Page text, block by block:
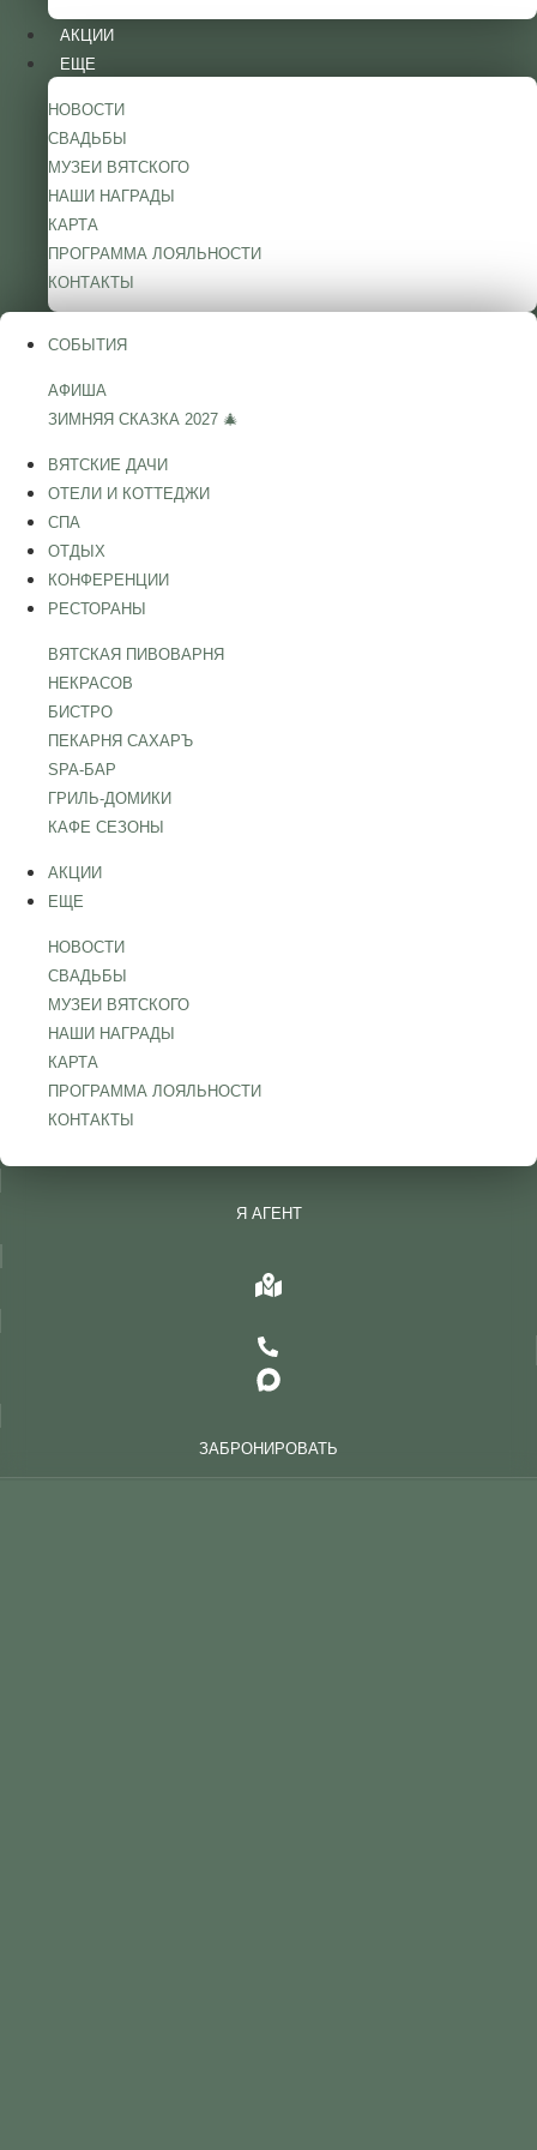
АКЦИИ
ЕЩЕ
НОВОСТИ
СВАДЬБЫ
МУЗЕИ ВЯТСКОГО
НАШИ НАГРАДЫ
КАРТА
ПРОГРАММА ЛОЯЛЬНОСТИ
КОНТАКТЫ
СОБЫТИЯ
АФИША
ЗИМНЯЯ СКАЗКА 2027 🎄
ВЯТСКИЕ ДАЧИ
ОТЕЛИ И КОТТЕДЖИ
СПА
ОТДЫХ
КОНФЕРЕНЦИИ
РЕСТОРАНЫ
ВЯТСКАЯ ПИВОВАРНЯ
НЕКРАСОВ
БИСТРО
ПЕКАРНЯ САХАРЪ
SPA-БАР
ГРИЛЬ-ДОМИКИ
КАФЕ СЕЗОНЫ
АКЦИИ
ЕЩЕ
НОВОСТИ
СВАДЬБЫ
МУЗЕИ ВЯТСКОГО
НАШИ НАГРАДЫ
КАРТА
ПРОГРАММА ЛОЯЛЬНОСТИ
КОНТАКТЫ
Я АГЕНТ
ЗАБРОНИРОВАТЬ